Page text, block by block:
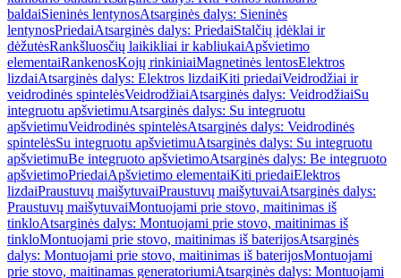
baldaiSieninės lentynosAtsarginės dalys: Sieninės
lentynosPriedaiAtsarginės dalys: PriedaiStalčių įdėklai ir
dėžutėsRankšluosčių laikikliai ir kabliukaiApšvietimo
elementaiRankenosKojų rinkiniaiMagnetinės lentosElektros
lizdaiAtsarginės dalys: Elektros lizdaiKiti priedaiVeidrodžiai ir
veidrodinės spintelėsVeidrodžiaiAtsarginės dalys: VeidrodžiaiSu
integruotu apšvietimuAtsarginės dalys: Su integruotu
apšvietimuVeidrodinės spintelėsAtsarginės dalys: Veidrodinės
spintelėsSu integruotu apšvietimuAtsarginės dalys: Su integruotu
apšvietimuBe integruoto apšvietimoAtsarginės dalys: Be integruoto
apšvietimoPriedaiApšvietimo elementaiKiti priedaiElektros
lizdaiPraustuvų maišytuvaiPraustuvų maišytuvaiAtsarginės dalys:
Praustuvų maišytuvaiMontuojami prie stovo, maitinimas iš
tinkloAtsarginės dalys: Montuojami prie stovo, maitinimas iš
tinkloMontuojami prie stovo, maitinimas iš baterijosAtsarginės
dalys: Montuojami prie stovo, maitinimas iš baterijosMontuojami
prie stovo, maitinamas generatoriumiAtsarginės dalys: Montuojami